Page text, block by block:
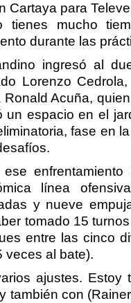
Cartaya para
tienes mucho
durante las
ingresó al
Lorenzo
Ronald Acuña,
un espacio en el
fase en
ese
línea
y nueve
tomado 15
entre las cinco
veces al bate).
ajustes.
también con